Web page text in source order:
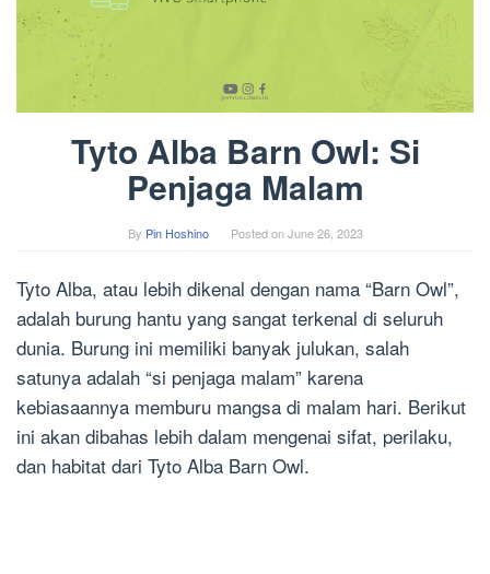
Tyto Alba Barn Owl: Si
Penjaga Malam
By Pin Hoshino Posted onJune 26, 2023
Tyto Alba, atau lebih dikenal dengan nama “Barn Owl”,
adalah burung hantu yang sangat terkenal di seluruh
dunia. Burung ini memiliki banyak julukan, salah
satunya adalah “si penjaga malam” karena
kebiasaannya memburu mangsa di malam hari. Berikut
ini akan dibahas lebih dalam mengenai sifat, perilaku,
dan habitat dari Tyto Alba Barn Owl.